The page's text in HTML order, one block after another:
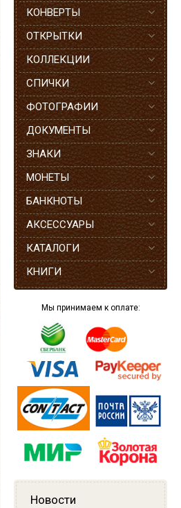
КОНВЕРТЫ
ОТКРЫТКИ
КОЛЛЕКЦИИ
СПИЧКИ
ФОТОГРАФИИ
ДОКУМЕНТЫ
ЗНАКИ
МОНЕТЫ
БАНКНОТЫ
АКСЕССУАРЫ
КАТАЛОГИ
КНИГИ
Мы принимаем к оплате:
Новости